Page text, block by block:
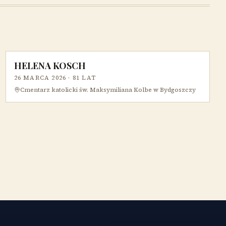
HELENA KOSCH
26 MARCA 2026 · 81 LAT
Cmentarz katolicki św. Maksymiliana Kolbe w Bydgoszczy